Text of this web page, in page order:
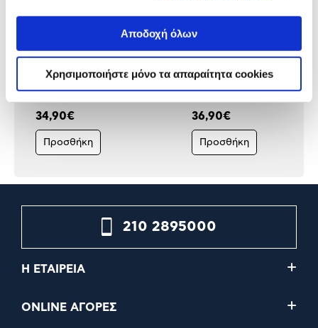
Αποδοχή όλων
Χρησιμοποιήστε μόνο τα απαραίτητα cookies
Xiaomi Φρυγανιέρα
BHR8811EU
34,90€
Προσθήκη
Izzy Φρυγανιέρα IZ-9103
Vintage Creme
36,90€
Προσθήκη
210 2895000
Η ΕΤΑΙΡΕΙΑ
ONLINE ΑΓΟΡΕΣ